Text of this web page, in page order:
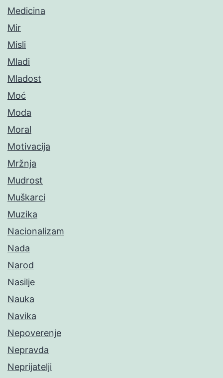
Medicina
Mir
Misli
Mladi
Mladost
Moć
Moda
Moral
Motivacija
Mržnja
Mudrost
Muškarci
Muzika
Nacionalizam
Nada
Narod
Nasilje
Nauka
Navika
Nepoverenje
Nepravda
Neprijatelji